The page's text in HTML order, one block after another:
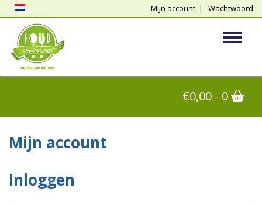
Mijn account
Wachtwoord
€0,00- 0
Mijn account
Inloggen